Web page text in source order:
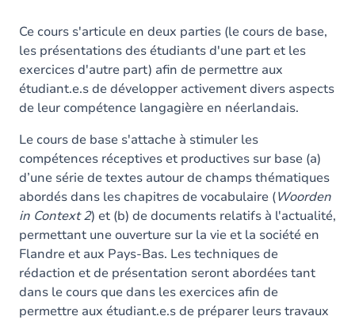
Ce cours s'articule en deux parties (le cours de base,
les présentations des étudiants d'une part et les
exercices d'autre part) afin de permettre aux
étudiant.e.s de développer activement divers aspects
de leur compétence langagière en néerlandais.
Le cours de base s'attache à stimuler les
compétences réceptives et productives sur base (a)
d’une série de textes autour de champs thématiques
abordés dans les chapitres de vocabulaire (Woorden
in Context 2) et (b) de documents relatifs à l'actualité,
permettant une ouverture sur la vie et la société en
Flandre et aux Pays-Bas. Les techniques de
rédaction et de présentation seront abordées tant
dans le cours que dans les exercices afin de
permettre aux étudiant.e.s de préparer leurs travaux